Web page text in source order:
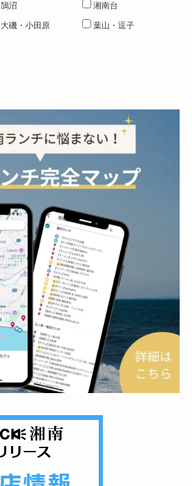
鵠沼 湘南台
大磯・小田原 葉山・逗子